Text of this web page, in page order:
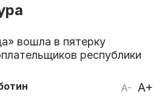
вошла в пятерку
республики
A- A+